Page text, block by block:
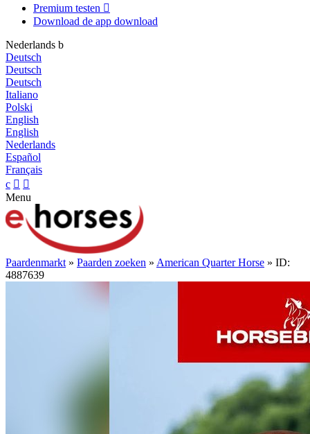
Premium testen 
Download de app download
Nederlands b
Deutsch
Deutsch
Deutsch
Italiano
Polski
English
English
Nederlands
Español
Français
c  
Menu
Paardenmarkt » Paarden zoeken » American Quarter Horse » ID:
4887639